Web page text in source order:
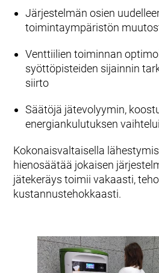
Järjestelmän osien
toimintaympäristön
Venttiilien toiminnan
syöttöpisteiden sijainnin
siirto
Säätöjä jätevolyymin,
energiankulutuksen
Kokonaisvaltaisella
hienosäätää jokaisen
jätekeräys toimii vakaasti,
kustannustehokkaasti.